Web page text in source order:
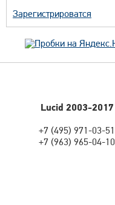
Зарегистрироватся
Lucid 2003-2017
+7 (495) 971-03-51
+7 (963) 965-04-10